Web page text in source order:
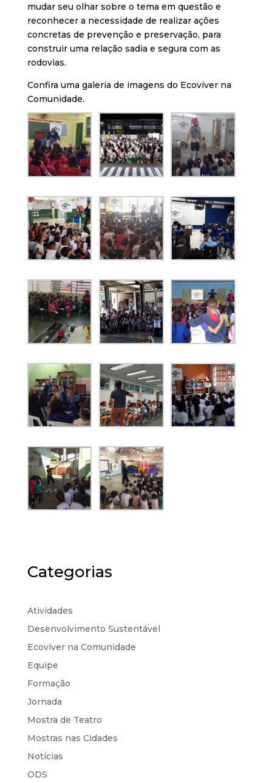
mudar seu olhar sobre o tema em questão e
reconhecer a necessidade de realizar ações
concretas de prevenção e preservação, para
construir uma relação sadia e segura com as
rodovias.
Confira uma galeria de imagens do Ecoviver na
Comunidade.
Categorias
Atividades
Desenvolvimento Sustentável
Ecoviver na Comunidade
Equipe
Formação
Jornada
Mostra de Teatro
Mostras nas Cidades
Notícias
ODS